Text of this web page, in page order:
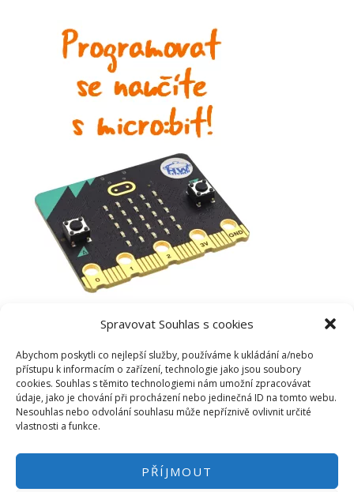
Spravovat Souhlas s cookies
Abychom poskytli co nejlepší služby, používáme k ukládání a/nebo
přístupu k informacím o zařízení, technologie jako jsou soubory
cookies. Souhlas s těmito technologiemi nám umožní zpracovávat
údaje, jako je chování při procházení nebo jedinečná ID na tomto webu.
Nesouhlas nebo odvolání souhlasu může nepříznivě ovlivnit určité
vlastnosti a funkce.
PŘÍJMOUT